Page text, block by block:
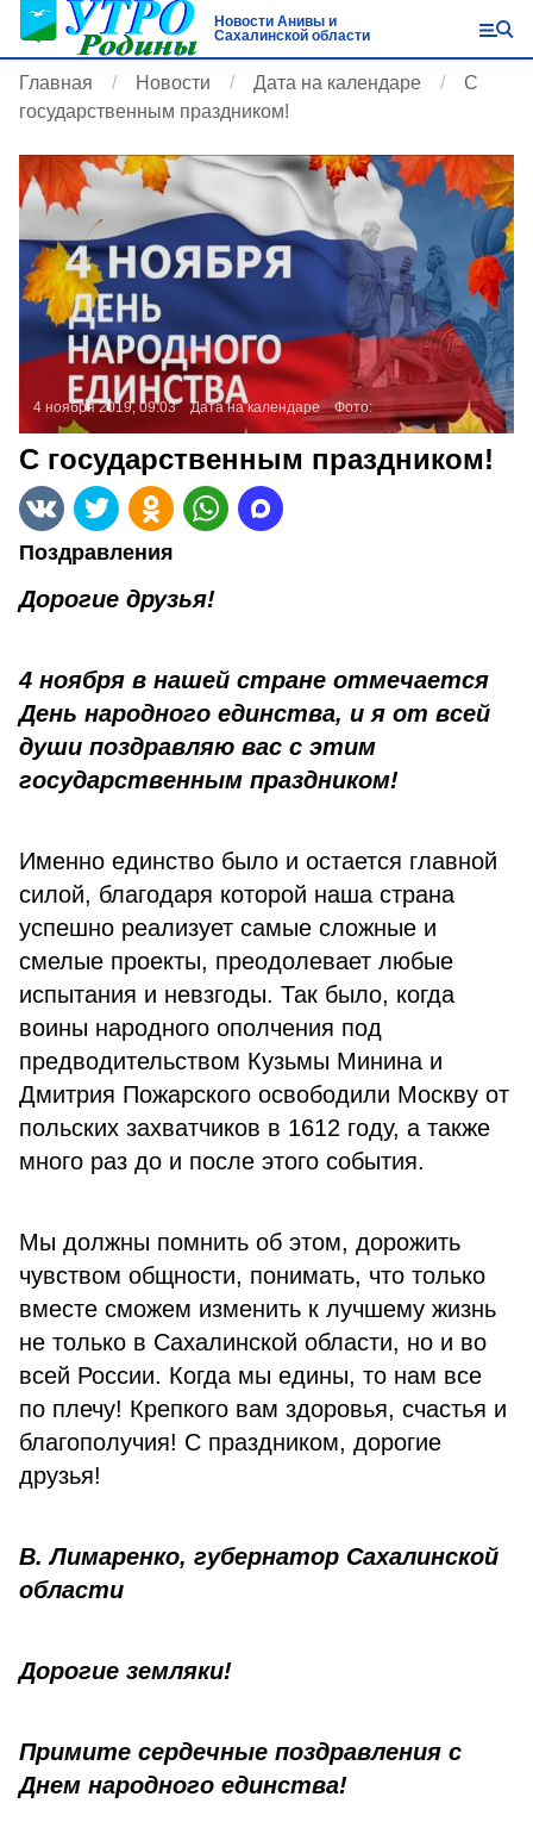
Новости Анивы и
Сахалинской области
Главная Новости Дата на календаре
С
государственным праздником!
4 ноября 2019, 09:03 Дата на календаре Фото:
С государственным праздником!
Поздравления
Дорогие друзья!
4 ноября в нашей стране отмечается
День народного единства, и я от всей
души поздравляю вас с этим
государственным праздником!
Именно единство было и остается главной
силой, благодаря которой наша страна
успешно реализует самые сложные и
смелые проекты, преодолевает любые
испытания и невзгоды. Так было, когда
воины народного ополчения под
предводительством Кузьмы Минина и
Дмитрия Пожарского освободили Москву от
польских захватчиков в 1612 году, а также
много раз до и после этого события.
Мы должны помнить об этом, дорожить
чувством общности, понимать, что только
вместе сможем изменить к лучшему жизнь
не только в Сахалинской области, но и во
всей России. Когда мы едины, то нам все
по плечу! Крепкого вам здоровья, счастья и
благополучия! С праздником, дорогие
друзья!
В. Лимаренко, губернатор Сахалинской
области
Дорогие земляки!
Примите сердечные поздравления с
Днем народного единства!